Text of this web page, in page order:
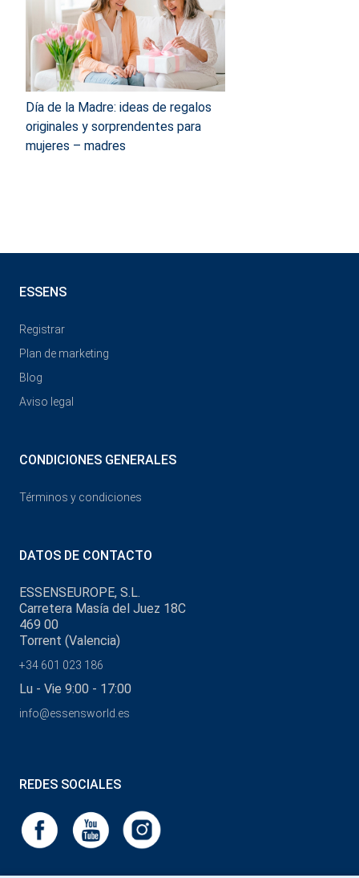
Día de la Madre: ideas de regalos
originales y sorprendentes para
mujeres – madres
ESSENS
Registrar
Plan de marketing
Blog
Aviso legal
CONDICIONES GENERALES
Términos y condiciones
DATOS DE CONTACTO
ESSENSEUROPE, S.L.
Carretera Masía del Juez 18C
469 00
Torrent (Valencia)
+34 601 023 186
Lu - Vie 9:00 - 17:00
info@essensworld.es
REDES SOCIALES